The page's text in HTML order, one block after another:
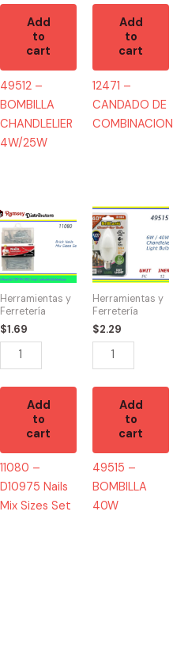
Add
to
cart
49512 –
BOMBILLA
CHANDLELIER
4W/25W
Add
to
cart
12471 –
CANDADO DE
COMBINACION
Herramientas y
Ferretería
$1.69
11080
-
D10975
Nails
Mix
Sizes
Set
quantity
Add
to
cart
11080 –
D10975 Nails
Mix Sizes Set
Herramientas y
Ferretería
$2.29
49515
-
BOMBILLA
40W
quantity
Add
to
cart
49515 –
BOMBILLA
40W